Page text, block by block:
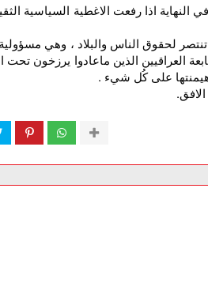
اذا رفعت الاغطية السياسية
لحقوق الناس والبلاد ، وهي
العراقيين الذين ماعادوا يرزخون تحت
على كُل شيء .
الافق.